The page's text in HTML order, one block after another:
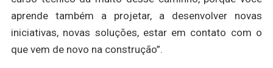
aprende também a projetar, a desenvolver novas
iniciativas, novas soluções, estar em contato com o
que vem de novo na construção”.